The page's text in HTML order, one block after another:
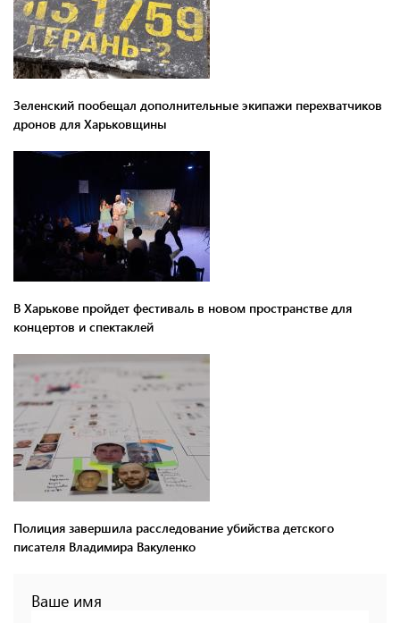
Зеленский пообещал дополнительные экипажи перехватчиков
дронов для Харьковщины
В Харькове пройдет фестиваль в новом пространстве для
концертов и спектаклей
Полиция завершила расследование убийства детского
писателя Владимира Вакуленко
Ваше имя